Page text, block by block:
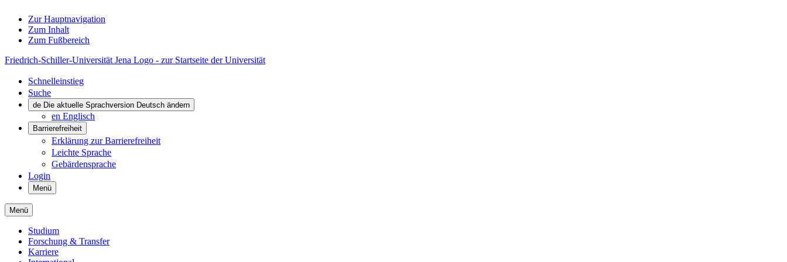
Zur Hauptnavigation
Zum Inhalt
Zum Fußbereich
Friedrich-Schiller-Universität Jena Logo - zur Startseite der Universität
Schnelleinstieg
Suche
de Die aktuelle Sprachversion Deutsch ändern
en Englisch
Barrierefreiheit
Erklärung zur Barrierefreiheit
Leichte Sprache
Gebärdensprache
Login
Menü
Menü
Studium
Forschung & Transfer
Karriere